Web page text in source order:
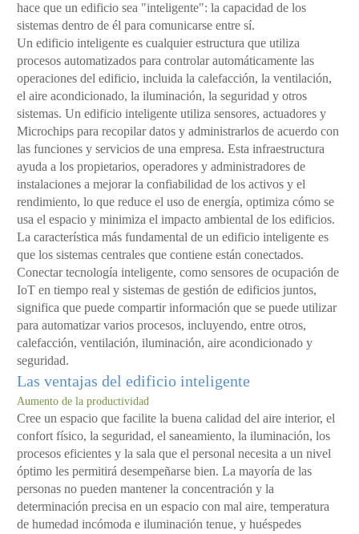
hace que un edificio sea "inteligente": la capacidad de los
sistemas dentro de él para comunicarse entre sí.
Un edificio inteligente es cualquier estructura que utiliza
procesos automatizados para controlar automáticamente las
operaciones del edificio, incluida la calefacción, la ventilación,
el aire acondicionado, la iluminación, la seguridad y otros
sistemas. Un edificio inteligente utiliza sensores, actuadores y
Microchips para recopilar datos y administrarlos de acuerdo con
las funciones y servicios de una empresa. Esta infraestructura
ayuda a los propietarios, operadores y administradores de
instalaciones a mejorar la confiabilidad de los activos y el
rendimiento, lo que reduce el uso de energía, optimiza cómo se
usa el espacio y minimiza el impacto ambiental de los edificios.
La característica más fundamental de un edificio inteligente es
que los sistemas centrales que contiene están conectados.
Conectar tecnología inteligente, como sensores de ocupación de
IoT en tiempo real y sistemas de gestión de edificios juntos,
significa que puede compartir información que se puede utilizar
para automatizar varios procesos, incluyendo, entre otros,
calefacción, ventilación, iluminación, aire acondicionado y
seguridad.
Las ventajas del edificio inteligente
Aumento de la productividad
Cree un espacio que facilite la buena calidad del aire interior, el
confort físico, la seguridad, el saneamiento, la iluminación, los
procesos eficientes y la sala que el personal necesita a un nivel
óptimo les permitirá desempeñarse bien. La mayoría de las
personas no pueden mantener la concentración y la
determinación precisa en un espacio con mal aire, temperatura
de humedad incómoda e iluminación tenue, y huéspedes